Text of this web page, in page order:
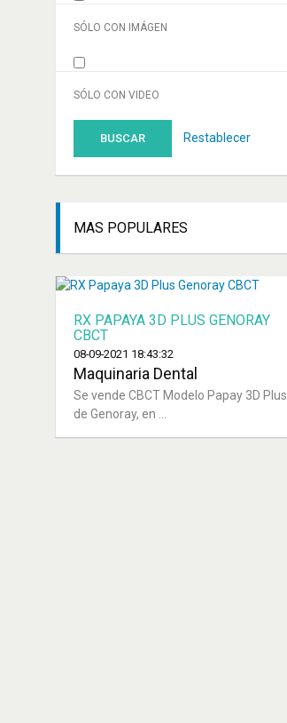
SÓLO CON IMÁGEN
SÓLO CON VIDEO
BUSCAR Restablecer
MAS POPULARES
RX PAPAYA 3D PLUS GENORAY
CBCT
08-09-2021 18:43:32
Maquinaria Dental
Se vende CBCT Modelo Papay 3D Plus
de Genoray, en ...